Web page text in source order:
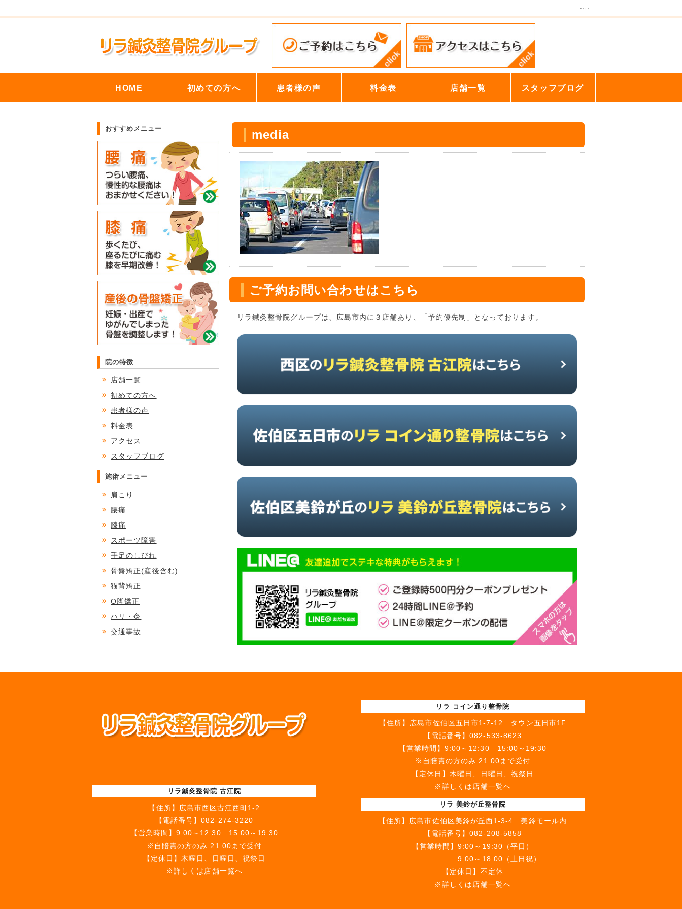
media
HOME 初めての方へ 患者様の声 料金表 店舗一覧 スタッフブログ
media
ご予約お問い合わせはこちら
リラ鍼灸整骨院グループは、広島市内に３店舗あり、「予約優先制」となっております。
おすすめメニュー
院の特徴
店舗一覧
初めての方へ
患者様の声
料金表
アクセス
スタッフブログ
施術メニュー
肩こり
腰痛
膝痛
スポーツ障害
手足のしびれ
骨盤矯正(産後含む)
猫背矯正
O脚矯正
ハリ・灸
交通事故
リラ鍼灸整骨院 古江院
【住所】 広島市西区古江西町1-2
【電話番号】082-274-3220
【営業時間】9:00～12:30 15:00～19:30
※自賠責の方のみ 21:00まで受付
【定休日】木曜日、日曜日、祝祭日
※詳しくは店舗一覧へ
リラ コイン通り整骨院
【住所】 広島市佐伯区五日市1-7-12 タウン五日市1F
【電話番号】082-533-8623
【営業時間】9:00～12:30 15:00～19:30
※自賠責の方のみ 21:00まで受付
【定休日】木曜日、日曜日、祝祭日
※詳しくは店舗一覧へ
リラ 美鈴が丘整骨院
【住所】 広島市佐伯区美鈴が丘西1-3-4 美鈴モール内
【電話番号】082-208-5858
【営業時間】9:00～19:30（平日）
9:00～18:00（土日祝）
【定休日】不定休
※詳しくは店舗一覧へ